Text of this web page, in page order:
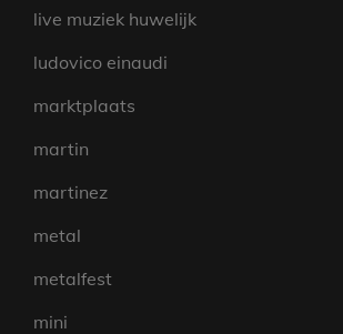
live muziek huwelijk
ludovico einaudi
marktplaats
martin
martinez
metal
metalfest
mini